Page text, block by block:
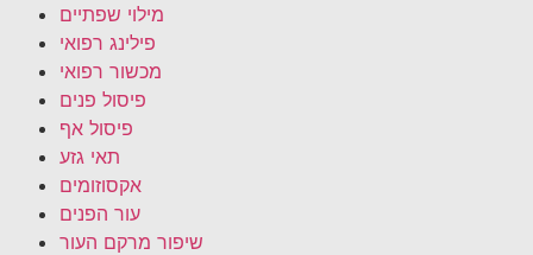
מילוי שפתיים
פילינג רפואי
מכשור רפואי
פיסול פנים
פיסול אף
תאי גזע
אקסוזומים
עור הפנים
שיפור מרקם העור